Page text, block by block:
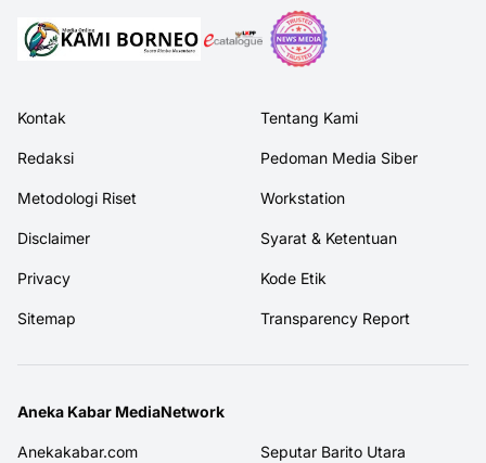
Kontak Tentang Kami
Redaksi Pedoman Media Siber
Metodologi Riset Workstation
Disclaimer Syarat & Ketentuan
Privacy Kode Etik
Sitemap Transparency Report
Aneka Kabar MediaNetwork
Anekakabar.com Seputar Barito Utara